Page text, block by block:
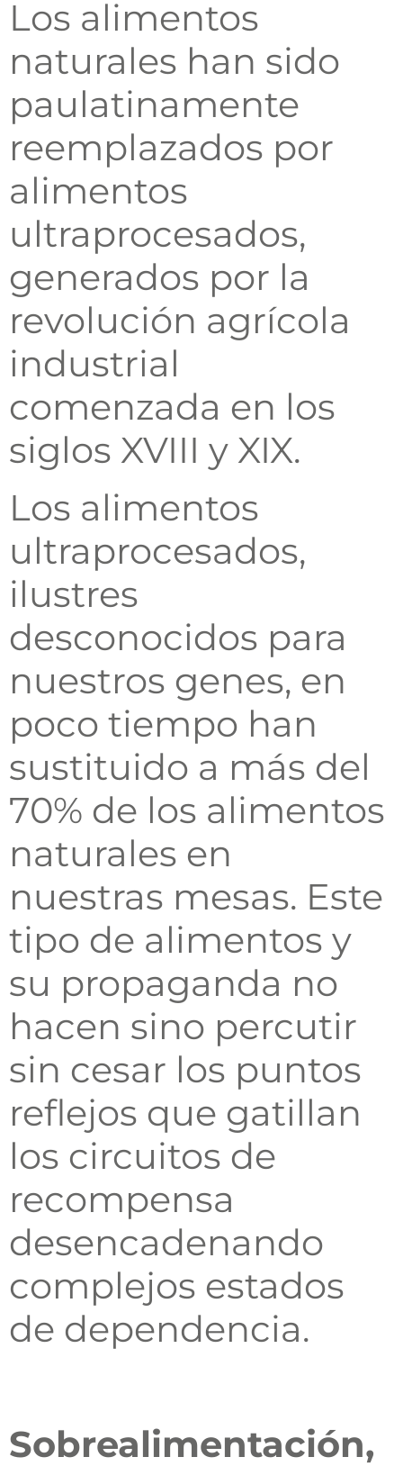
Los alimentos
naturales han sido
paulatinamente
reemplazados por
alimentos
ultraprocesados,
generados por la
revolución agrícola
industrial
comenzada en los
siglos XVIII y XIX.
Los alimentos
ultraprocesados,
ilustres
desconocidos para
nuestros genes, en
poco tiempo han
sustituido a más del
70% de los alimentos
naturales en
nuestras mesas. Este
tipo de alimentos y
su propaganda no
hacen sino percutir
sin cesar los puntos
reflejos que gatillan
los circuitos de
recompensa
desencadenando
complejos estados
de dependencia.
Sobrealimentación,